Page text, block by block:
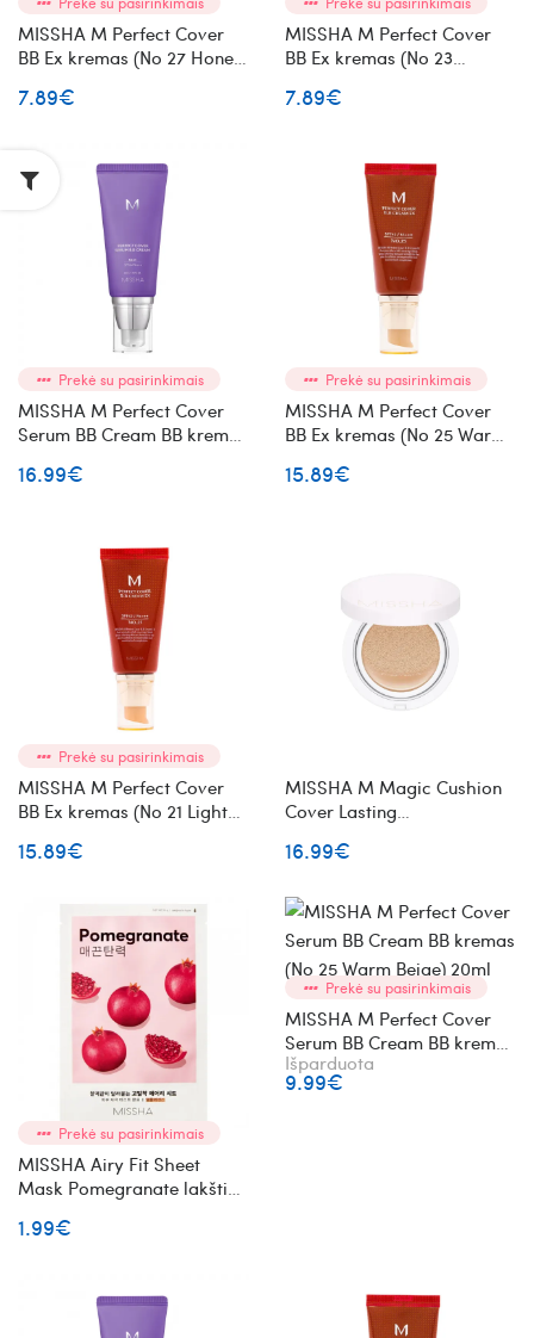
MISSHA M Perfect Cover
BB Ex kremas (No 27 Honey
7.89€
MISSHA M Perfect Cover
BB Ex kremas (No 23
7.89€
Prekė su pasirinkimais
MISSHA M Perfect Cover
Serum BB Cream BB kremas
16.99€
Prekė su pasirinkimais
MISSHA M Perfect Cover
BB Ex kremas (No 25 Warm
15.89€
Prekė su pasirinkimais
MISSHA M Perfect Cover
BB Ex kremas (No 21 Light
15.89€
MISSHA M Magic Cushion
Cover Lasting
Natural Beige kušonas
16.99€
Prekė su pasirinkimais
MISSHA Airy Fit Sheet
Mask Pomegranate lakštinė
1.99€
Prekė su pasirinkimais
MISSHA M Perfect Cover
Serum BB Cream BB kremas
(No 25 Warm Beige) 20ml
Išparduota
9.99€